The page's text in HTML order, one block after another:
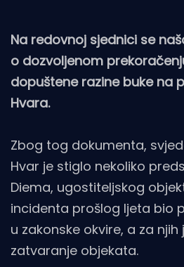
Na redovnoj sjednici se
o dozvoljenom
dopuštene razine buke na
Hvara.
Zbog tog dokumenta,
Hvar je stiglo nekoliko
Diema, ugostiteljskog
incidenta prošlog ljeta bio
u zakonske okvire, a za
zatvaranje objekata.